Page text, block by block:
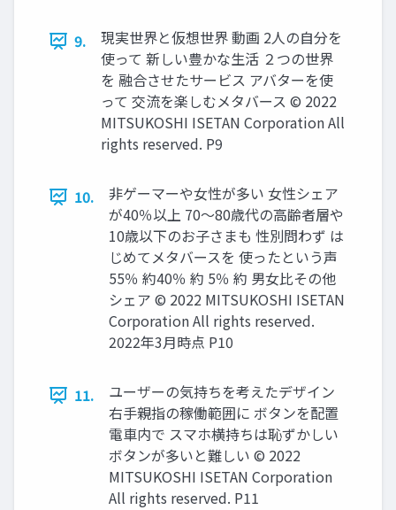
9.
現実世界と仮想世界 動画 2人の自分を
使って 新しい豊かな生活 ２つの世界
を 融合させたサービス アバターを使
って 交流を楽しむメタバース © 2022
MITSUKOSHI ISETAN Corporation All
rights reserved. P9
10.
非ゲーマーや女性が多い 女性シェア
が40％以上 70～80歳代の高齢者層や
10歳以下のお子さまも 性別問わず は
じめてメタバースを 使ったという声
55％ 約40％ 約 5％ 約 男女比その他
シェア © 2022 MITSUKOSHI ISETAN
Corporation All rights reserved.
2022年3月時点 P10
11.
ユーザーの気持ちを考えたデザイン
右手親指の稼働範囲に ボタンを配置
電車内で スマホ横持ちは恥ずかしい
ボタンが多いと難しい © 2022
MITSUKOSHI ISETAN Corporation
All rights reserved. P11